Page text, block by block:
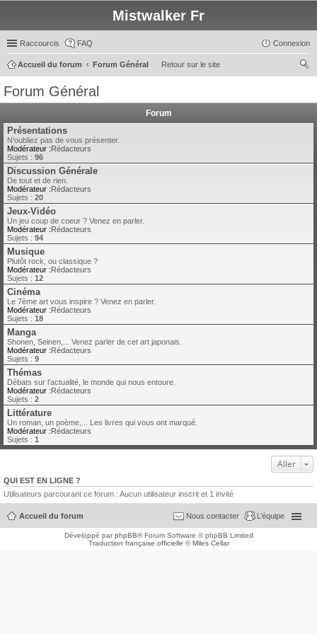
Mistwalker Fr
Raccourcis FAQ Connexion
Retour sur le site
Accueil du forum
Forum Général
Forum Général
Forum
Présentations
N'oubliez pas de vous présenter.
Modérateur :Rédacteurs
Sujets : 96
Discussion Générale
De tout et de rien.
Modérateur :Rédacteurs
Sujets : 20
Jeux-Vidéo
Un jeu coup de coeur ? Venez en parler.
Modérateur :Rédacteurs
Sujets : 94
Musique
Plutôt rock, ou classique ?
Modérateur :Rédacteurs
Sujets : 12
Cinéma
Le 7ème art vous inspire ? Venez en parler.
Modérateur :Rédacteurs
Sujets : 18
Manga
Shonen, Seinen,... Venez parler de cet art japonais.
Modérateur :Rédacteurs
Sujets : 9
Thémas
Débats sur l'actualité, le monde qui nous entoure.
Modérateur :Rédacteurs
Sujets : 2
Littérature
Un roman, un poème,... Les livres qui vous ont marqué.
Modérateur :Rédacteurs
Sujets : 1
Aller
QUI EST EN LIGNE ?
Utilisateurs parcourant ce forum : Aucun utilisateur inscrit et 1 invité
Accueil du forum L’équipe
Nous contacter
Développé parphpBB® Forum Software © phpBB Limited
Traduction française officielle ©Miles Cellar